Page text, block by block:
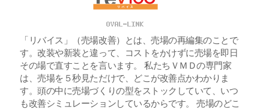
「リバイス」（売場改善）とは、売場の再編集のことで
す。改装や新装と違って、コストをかけずに売場を即日
その場で直すことを言います。 私たちＶＭＤの専門家
は、売場を５秒見ただけで、どこが改善点かわかりま
す。頭の中に売場づくりの型をストックしていて、いつ
も改善シミュレーションしているからです。 売場のどこ